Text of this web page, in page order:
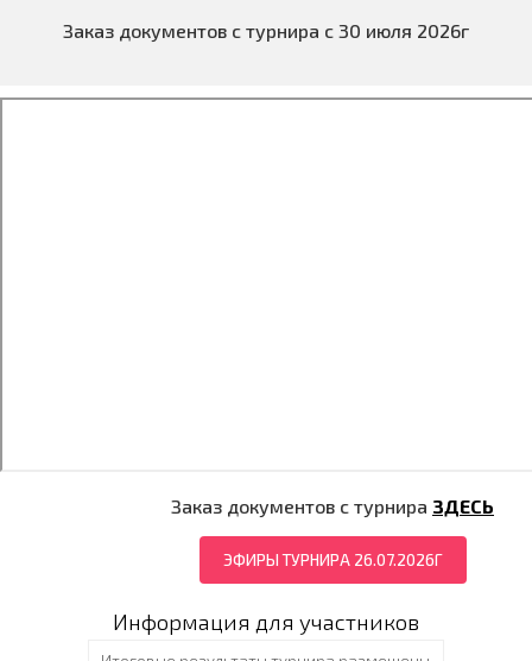
Заказ документов с турнира с 30 июля 2026г
Заказ документов с турнира ЗДЕСЬ
ЭФИРЫ ТУРНИРА 26.07.2026Г
Информация для участников